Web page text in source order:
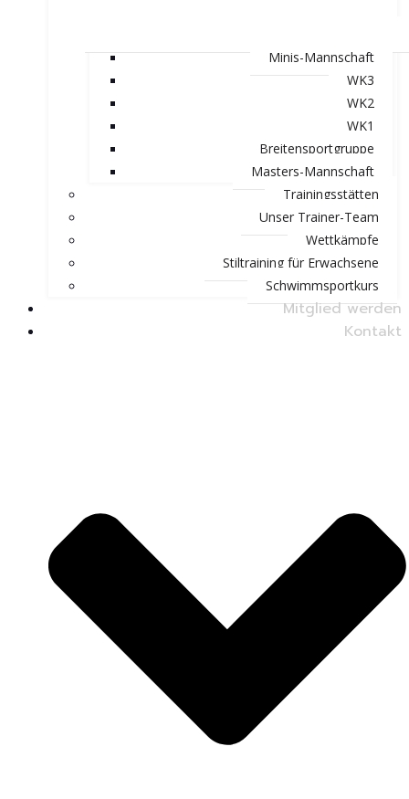
Minis-Mannschaft
WK3
WK2
WK1
Breitensportgruppe
Masters-Mannschaft
Trainingsstätten
Unser Trainer-Team
Wettkämpfe
Stiltraining für Erwachsene
Schwimmsportkurs
Mitglied werden
Kontakt